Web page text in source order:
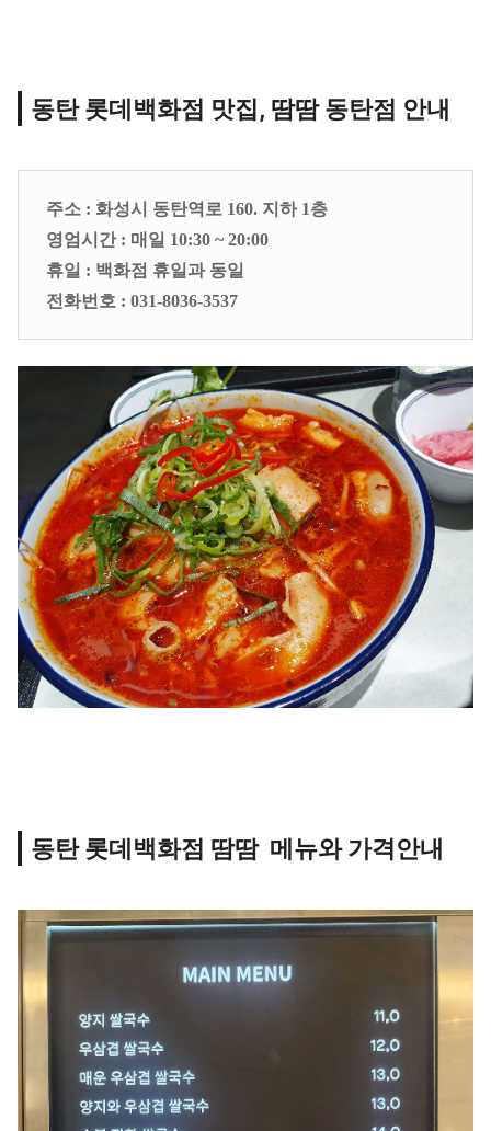
동탄 롯데백화점 맛집, 땀땀 동탄점 안내
주소 : 화성시 동탄역로 160. 지하 1층
영엄시간 : 매일 10:30 ~ 20:00
휴일 : 백화점 휴일과 동일
전화번호 : 031-8036-3537
동탄 롯데백화점 땀땀 메뉴와 가격안내